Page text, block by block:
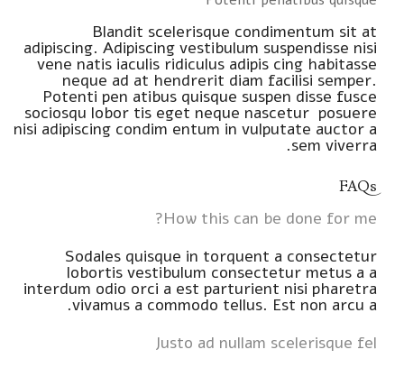
Blandit scelerisque condimentum sit at
adipiscing. Adipiscing vestibulum suspendisse nisi
vene natis iaculis ridiculus adipis cing habitasse
neque ad at hendrerit diam facilisi semper.
Potenti pen atibus quisque suspen disse fusce
sociosqu lobor tis eget neque nascetur posuere
nisi adipiscing condim entum in vulputate auctor a
sem viverra.
FAQs
How this can be done for me?
Sodales quisque in torquent a consectetur
lobortis vestibulum consectetur metus a a
interdum odio orci a est parturient nisi pharetra
vivamus a commodo tellus. Est non arcu a.
Justo ad nullam scelerisque fel